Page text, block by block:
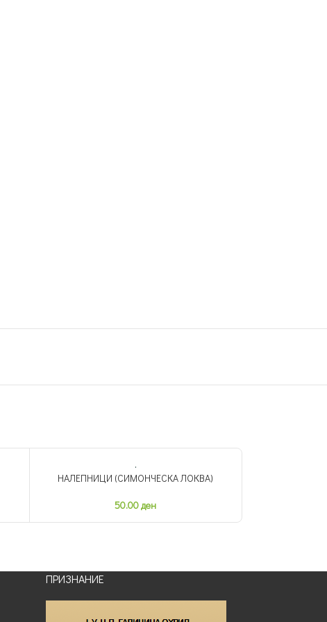
НАЛЕПНИЦИ (СИМОНЧЕСКА ЛОКВА)
50.00ден
ПРИЗНАНИЕ